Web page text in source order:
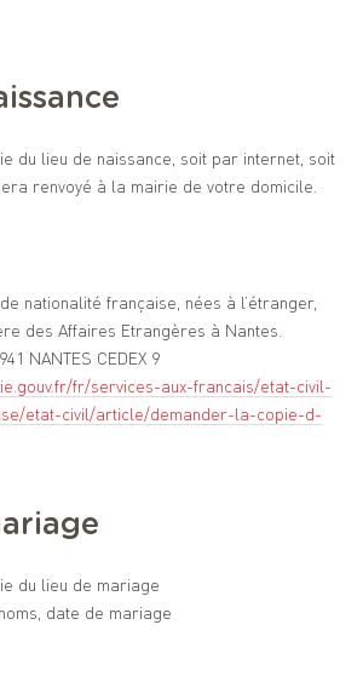
du lieu de naissance, soit par internet, soit
renvoyé à la mairie de votre domicile.
nationalité française, nées à l’étranger,
des Affaires Etrangères à Nantes.
NANTES CEDEX 9
fr/services-aux-francais/etat-civil-
etat-civil/article/demander-la-copie-d-
du lieu de mariage
date de mariage